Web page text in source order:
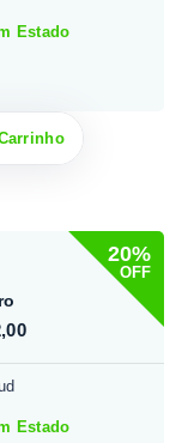
Estado
20%
OFF
Estado